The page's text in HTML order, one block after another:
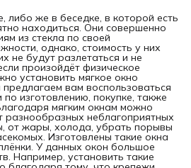
либо же в беседке, в которой есть
находиться. Они совершенно
из стекла по своей
однако, стоимость у них
не будут разлетаться и не
произойдёт физическое
установить мягкое окно
вам воспользоваться
изготовлению, покупке, также
мягким окнам можно
разнообразных неблагоприятных
от жары, холода, убрать порывы
Изготовлены такие окна
У данных окон большое
Например, установить такие